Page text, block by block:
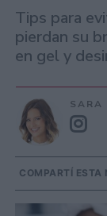
Tips para
pierdan su
en gel y
SARA
COMPARTÍ ESTA